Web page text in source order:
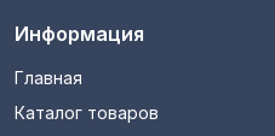
Информация
Главная
Каталог товаров